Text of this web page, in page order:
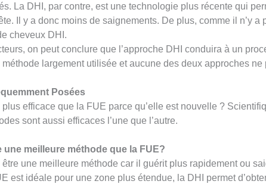
La DHI, par contre, est une technologie plus récente qui
Il y a donc moins de saignements. De plus, comme il n’y
cheveux DHI.
on peut conclure que l’approche DHI conduira à un
largement utilisée et aucune des deux approches
Posées
plus efficace que la FUE parce qu’elle est nouvelle ?
sont aussi efficaces l’une que l’autre.
une meilleure méthode que la FUE?
être une meilleure méthode car il guérit plus rapidement ou
est idéale pour une zone plus étendue, la DHI permet